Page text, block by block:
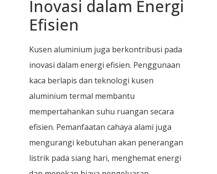
Inovasi dalam Energi
Efisien
Kusen aluminium juga berkontribusi pada
inovasi dalam energi efisien. Penggunaan
kaca berlapis dan teknologi kusen
aluminium termal membantu
mempertahankan suhu ruangan secara
efisien. Pemanfaatan cahaya alami juga
mengurangi kebutuhan akan penerangan
listrik pada siang hari, menghemat energi